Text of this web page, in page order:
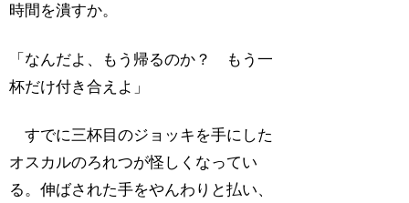
時間を潰すか。
「なんだよ、もう帰るのか？ もう一
杯だけ付き合えよ」
すでに三杯目のジョッキを手にした
オスカルのろれつが怪しくなってい
る。伸ばされた手をやんわりと払い、